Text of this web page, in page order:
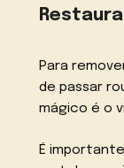
Restaura
Para
de passar
mágico é o
É